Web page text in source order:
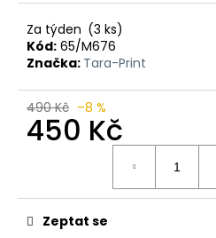
Za týden (3 ks)
Kód: 65/M676
Značka: Tara-Print
490 Kč –8 %
450 Kč
Zeptat se
D
o
p
o
u